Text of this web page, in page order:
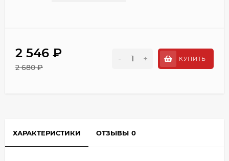
2 546 ₽
2 680 ₽
- + КУПИТЬ
ХАРАКТЕРИСТИКИ ОТЗЫВЫ 0